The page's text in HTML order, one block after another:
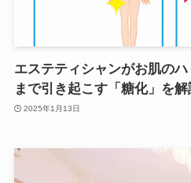
エステティシャンがお肌の
まで引き起こす「糖化」を解
2025年1月13日